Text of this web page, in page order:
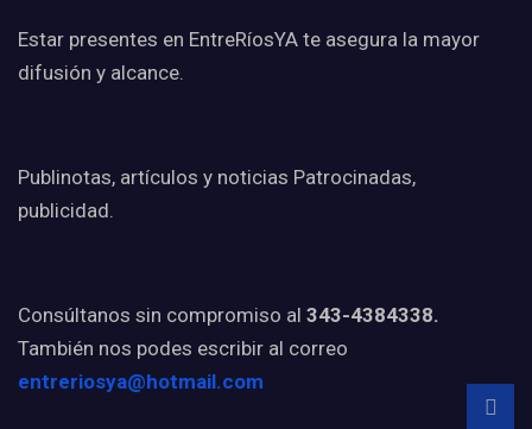
Estar presentes en EntreRíosYA te asegura la mayor
difusión y alcance.
Publinotas, artículos y noticias Patrocinadas,
publicidad.
Consúltanos sin compromiso al 343-4384338.
También nos podes escribir al correo
entreriosya@hotmail.com